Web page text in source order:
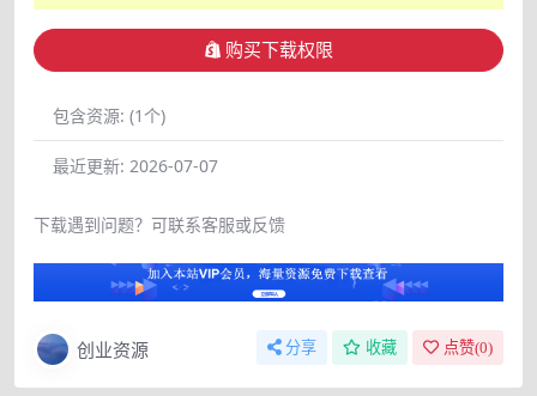
购买下载权限
包含资源: (1个)
最近更新: 2026-07-07
下载遇到问题？可联系客服或反馈
创业资源 分享 收藏 点赞(0)